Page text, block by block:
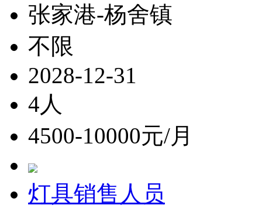
张家港-杨舍镇
不限
2028-12-31
4人
4500-10000元/月
灯具销售人员